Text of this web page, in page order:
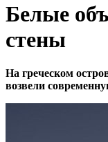
Белые
стены
На греческом
возвели